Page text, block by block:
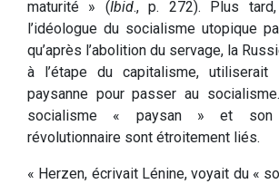
maturité » (Ibid., p. 272). Plus
l’idéologue du socialisme utopique
qu’après l’abolition du servage, la
à l’étape du capitalisme, utiliserait
paysanne pour passer au
socialisme « paysan » et son
révolutionnaire sont étroitement liés.
« Herzen, écrivait Lénine, voyait du «